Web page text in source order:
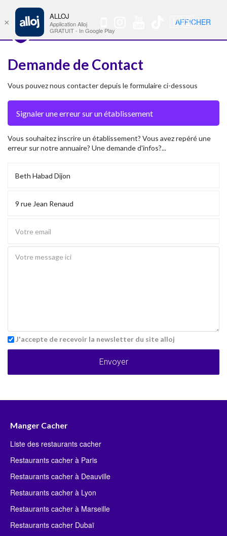
🇺🇸 Nav
Demande de Contact
Vous pouvez nous contacter depuis le formulaire ci-dessous
Vous souhaitez inscrire un établissement? Vous avez repéré une
erreur sur notre annuaire? Une demande d'infos?...
J'accepte de recevoir la newsletter du site alloj
Envoyer
Manger Cacher
Liste des restaurants cacher
Restaurants cacher à Paris
Restaurants cacher à Deauville
Restaurants cacher à Lyon
Restaurants cacher à Marseille
Restaurants cacher Dubaï
×
ALLOJ
Application Alloj
GRATUIT - In Google Play
AFFICHER